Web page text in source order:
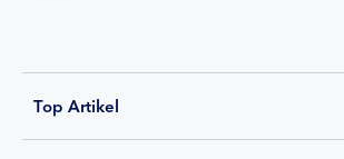
Top Artikel